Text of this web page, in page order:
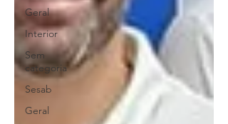
Geral
Interior
Sem
categoria
Sesab
Geral